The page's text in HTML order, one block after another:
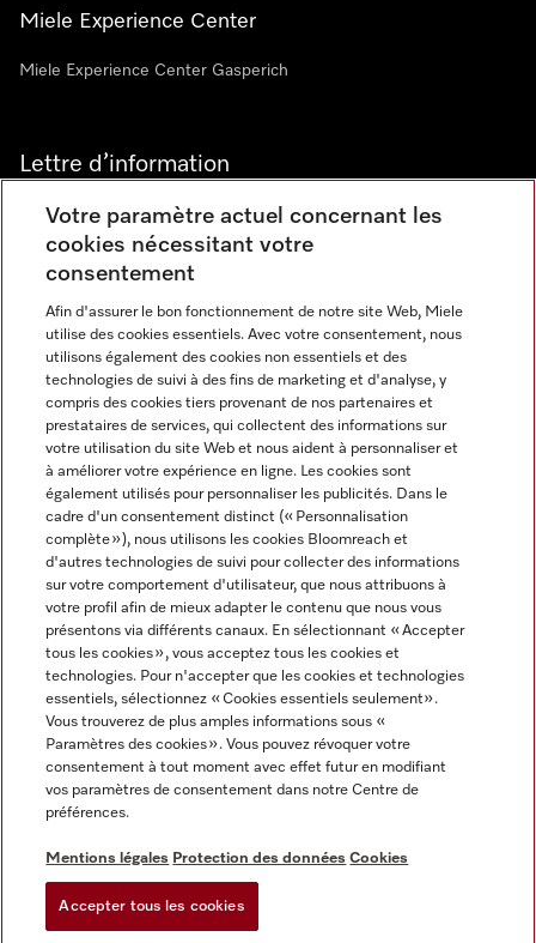
Miele Experience Center
Miele Experience Center Gasperich
Lettre d’information
Langue
FRANCAIS
Informations légales
CGV
Conditions d’utilisation
Déclaration d'accessibilité
Digital Services Act
Miele sur Instagram
Miele sur Youtube
Votre paramètre actuel concernant les
cookies nécessitant votre
consentement
Afin d'assurer le bon fonctionnement de notre site Web, Miele
utilise des cookies essentiels. Avec votre consentement, nous
utilisons également des cookies non essentiels et des
technologies de suivi à des fins de marketing et d'analyse, y
compris des cookies tiers provenant de nos partenaires et
prestataires de services, qui collectent des informations sur
votre utilisation du site Web et nous aident à personnaliser et
à améliorer votre expérience en ligne. Les cookies sont
également utilisés pour personnaliser les publicités. Dans le
cadre d'un consentement distinct (« Personnalisation
complète »), nous utilisons les cookies Bloomreach et
d'autres technologies de suivi pour collecter des informations
sur votre comportement d'utilisateur, que nous attribuons à
votre profil afin de mieux adapter le contenu que nous vous
présentons via différents canaux. En sélectionnant « Accepter
tous les cookies », vous acceptez tous les cookies et
technologies. Pour n'accepter que les cookies et technologies
essentiels, sélectionnez « Cookies essentiels seulement».
Vous trouverez de plus amples informations sous «
Paramètres des cookies ». Vous pouvez révoquer votre
consentement à tout moment avec effet futur en modifiant
vos paramètres de consentement dans notre Centre de
préférences.
Mentions légales Protection des données Cookies
Accepter tous les cookies